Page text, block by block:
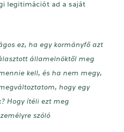
legitimációt ad a saját
ez, ha egy kormányfő azt
államelnöktől meg
kell, és ha nem megy,
hogy egy
Hogy ítéli ezt meg
szóló